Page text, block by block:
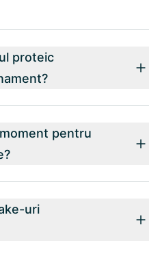
proteic
pentru
uri